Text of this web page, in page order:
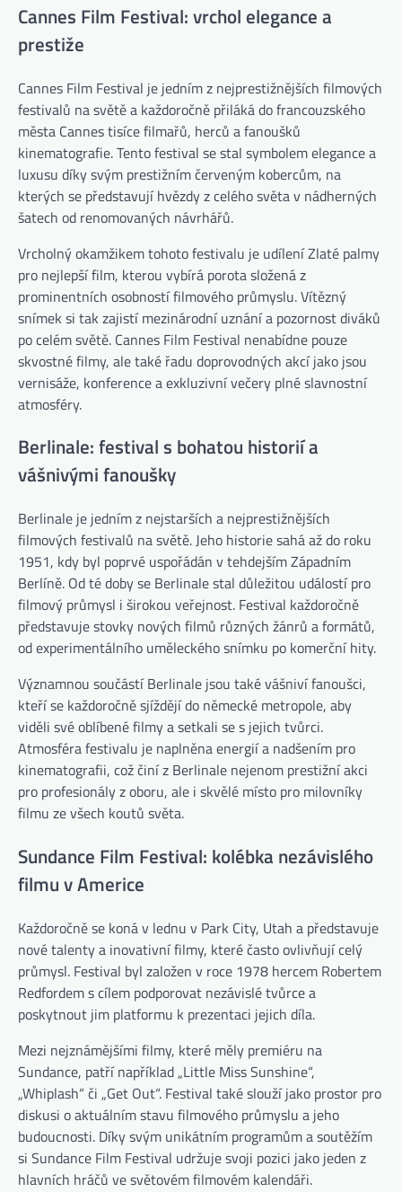
Cannes Film Festival: vrchol elegance a
prestiže
Cannes Film Festival je jedním z nejprestižnějších filmových
festivalů na světě a každoročně přiláká do francouzského
města Cannes tisíce filmařů, herců a fanoušků
kinematografie. Tento festival se stal symbolem elegance a
luxusu díky svým prestižním červeným kobercům, na
kterých se představují hvězdy z celého světa v nádherných
šatech od renomovaných návrhářů.
Vrcholný okamžikem tohoto festivalu je udílení Zlaté palmy
pro nejlepší film, kterou vybírá porota složená z
prominentních osobností filmového průmyslu. Vítězný
snímek si tak zajistí mezinárodní uznání a pozornost diváků
po celém světě. Cannes Film Festival nenabídne pouze
skvostné filmy, ale také řadu doprovodných akcí jako jsou
vernisáže, konference a exkluzivní večery plné slavnostní
atmosféry.
Berlinale: festival s bohatou historií a
vášnivými fanoušky
Berlinale je jedním z nejstarších a nejprestižnějších
filmových festivalů na světě. Jeho historie sahá až do roku
1951, kdy byl poprvé uspořádán v tehdejším Západním
Berlíně. Od té doby se Berlinale stal důležitou událostí pro
filmový průmysl i širokou veřejnost. Festival každoročně
představuje stovky nových filmů různých žánrů a formátů,
od experimentálního uměleckého snímku po komerční hity.
Významnou součástí Berlinale jsou také vášniví fanoušci,
kteří se každoročně sjíždějí do německé metropole, aby
viděli své oblíbené filmy a setkali se s jejich tvůrci.
Atmosféra festivalu je naplněna energií a nadšením pro
kinematografii, což činí z Berlinale nejenom prestižní akci
pro profesionály z oboru, ale i skvělé místo pro milovníky
filmu ze všech koutů světa.
Sundance Film Festival: kolébka nezávislého
filmu v Americe
Každoročně se koná v lednu v Park City, Utah a představuje
nové talenty a inovativní filmy, které často ovlivňují celý
průmysl. Festival byl založen v roce 1978 hercem Robertem
Redfordem s cílem podporovat nezávislé tvůrce a
poskytnout jim platformu k prezentaci jejich díla.
Mezi nejznámějšími filmy, které měly premiéru na
Sundance, patří například „Little Miss Sunshine“,
„Whiplash“ či „Get Out“. Festival také slouží jako prostor pro
diskusi o aktuálním stavu filmového průmyslu a jeho
budoucnosti. Díky svým unikátním programům a soutěžím
si Sundance Film Festival udržuje svoji pozici jako jeden z
hlavních hráčů ve světovém filmovém kalendáři.